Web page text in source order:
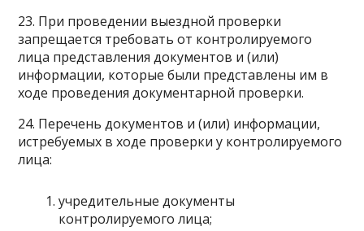
23. При проведении выездной проверки
запрещается требовать от контролируемого
лица представления документов и (или)
информации, которые были представлены им в
ходе проведения документарной проверки.
24. Перечень документов и (или) информации,
истребуемых в ходе проверки у контролируемого
лица:
учредительные документы
контролируемого лица;